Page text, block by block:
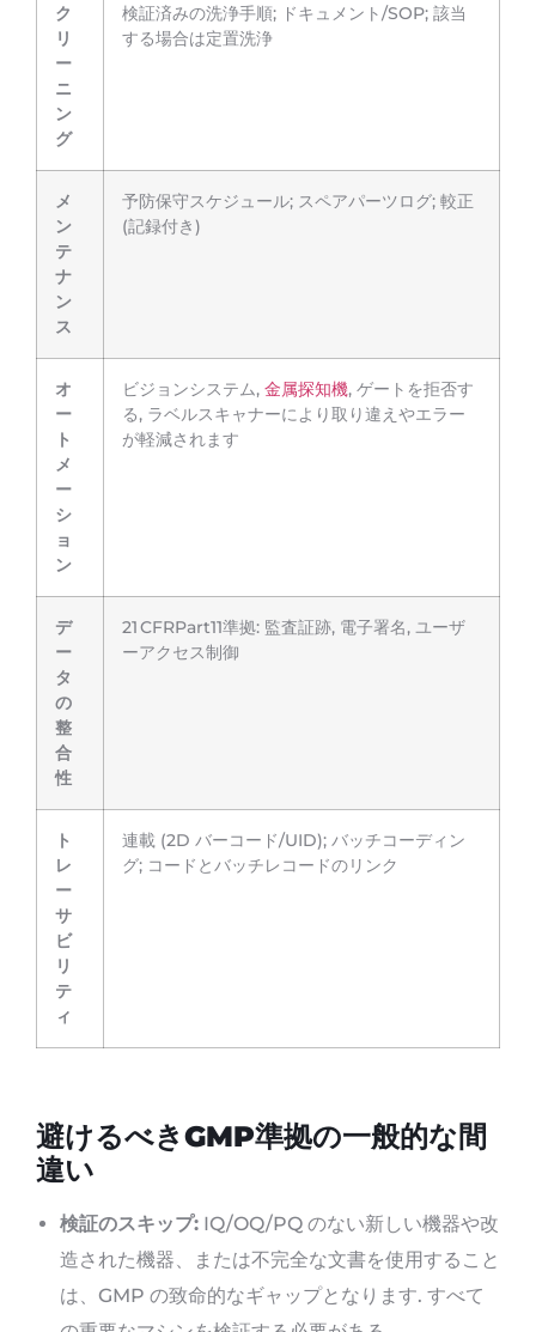
ク
リ
ー
ニ
ン
グ
検証済みの洗浄手順; ドキュメント/SOP; 該当
する場合は定置洗浄
メ
ン
テ
ナ
ン
ス
予防保守スケジュール; スペアパーツログ; 較正
(記録付き)
オ
ー
ト
メ
ー
シ
ョ
ン
ビジョンシステム, 金属探知機, ゲートを拒否す
る, ラベルスキャナーにより取り違えやエラー
が軽減されます
デ
ー
タ
の
整
合
性
21 CFRPart11準拠: 監査証跡, 電子署名, ユーザ
ーアクセス制御
ト
レ
ー
サ
ビ
リ
テ
ィ
連載 (2D バーコード/UID); バッチコーディン
グ; コードとバッチレコードのリンク
避けるべきGMP準拠の一般的な間
違い
検証のスキップ: IQ/OQ/PQ のない新しい機器や改
造された機器、または不完全な文書を使用すること
は、GMP の致命的なギャップとなります. すべて